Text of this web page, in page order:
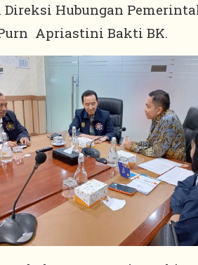
Hubungan
Apriastini Bakti BK.